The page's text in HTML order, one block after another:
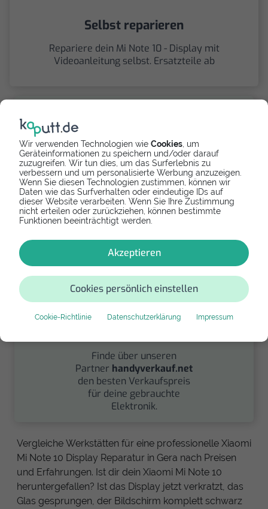
Wir verwenden Technologien wie Cookies , um
Geräteinformationen zu speichern und/oder darauf
zuzugreifen. Wir tun dies, um das Surferlebnis zu
verbessern und um personalisierte Werbung anzuzeigen.
Wenn Sie diesen Technologien zustimmen, können wir
Daten wie das Surfverhalten oder eindeutige IDs auf
dieser Website verarbeiten. Wenn Sie Ihre Zustimmung
nicht erteilen oder zurückziehen, können bestimmte
Funktionen beeinträchtigt werden.
Akzeptieren
Cookies persönlich einstellen
Cookie-Richtlinie Datenschutzerklärung Impressum
Selbst reparieren
Repariere dein Mi Note 10 - Display mit
Videoanleitung selbst. Ersatzteile ab
Spenden
Spende Dein Gerät über
handysfuerdieumwelt.de
für einen guten Zweck.
Finde über unseren
Partner handyverkauf.net
den besten Verkaufspreis
für deine gebrauchte
Elektronik.
Vergleiche Werkstätten für eine professionelle Xiaomi
Mi Note 10 Display Reparatur in Gera nach Preisen
und Erfahrungen. Ist dir dein Xiaomi Mi Note 10
heruntergefallen? Ist das Display jetzt verkratzt, das
Glas gesprungen, der Bildschirm komplett schwarz